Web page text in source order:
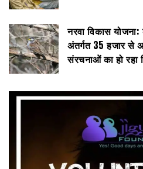
नरवा विकास
अंतर्गत 35 हजार से
संरचनाओं का हो रहा